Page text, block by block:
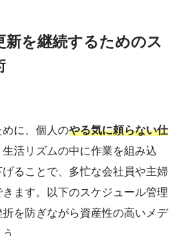
を継続するためのス
に、個人のやる気に頼らない仕
活リズムの中に作業を組み込
ることで、多忙な会社員や主婦
ます。以下のスケジュール管理
を防ぎながら資産性の高いメデ
。